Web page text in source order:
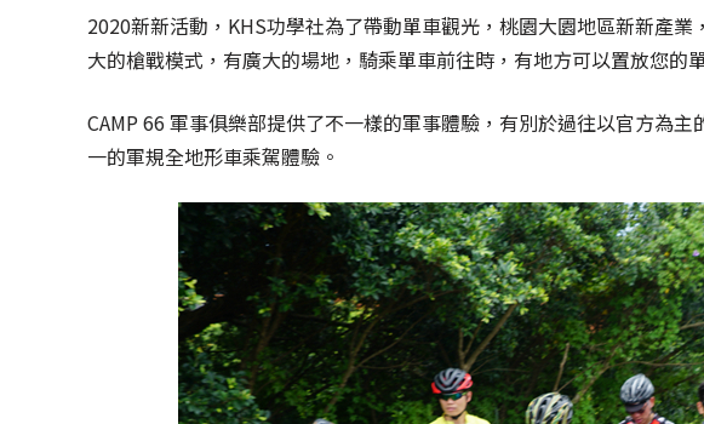
2020新新活動，KHS功學社為了帶動單車觀光，桃園大園地區新新產
大的槍戰模式，有廣大的場地，騎乘單車前往時，有地方可以置放您的
CAMP 66 軍事俱樂部提供了不一樣的軍事體驗，有別於過往以官方為
一的軍規全地形車乘駕體驗。